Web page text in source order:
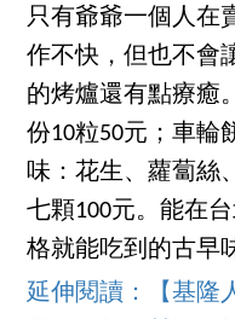
只有爺爺一個人在
作不快，但也不會
的烤爐還有點療癒
份10粒50元；車輪
味：花生、蘿蔔絲
七顆100元。能在
格就能吃到的古早
延伸閱讀：【基隆